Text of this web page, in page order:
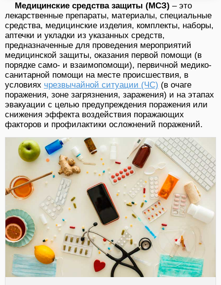
Медицинские средства защиты (МСЗ) – это
лекарственные препараты, материалы, специальные
средства, медицинские изделия, комплекты, наборы,
аптечки и укладки из указанных средств,
предназначенные для проведения мероприятий
медицинской защиты, оказания первой помощи (в
порядке само- и взаимопомощи), первичной медико-
санитарной помощи на месте происшествия, в
условиях чрезвычайной ситуации (ЧС) (в очаге
поражения, зоне загрязнения, заражения) и на этапах
эвакуации с целью предупреждения поражения или
снижения эффекта воздействия поражающих
факторов и профилактики осложнений поражений.